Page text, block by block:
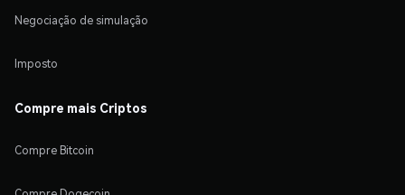
Negociação de simulação
Imposto
Compre mais Criptos
Compre Bitcoin